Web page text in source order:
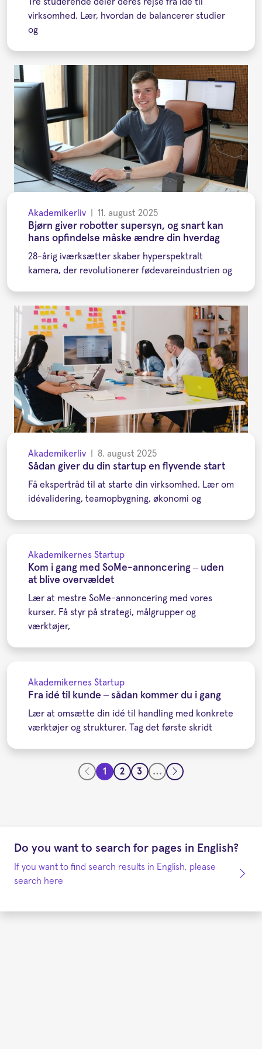
Tre studerende deler deres rejse fra idé til
virksomhed. Lær, hvordan de balancerer studier
og
Akademikerliv 11. august 2025
Bjørn giver robotter supersyn, og snart kan
hans opfindelse måske ændre din hverdag
28-årig iværksætter skaber hyperspektralt
kamera, der revolutionerer fødevareindustrien og
Akademikerliv 8. august 2025
Sådan giver du din startup en flyvende start
Få ekspertråd til at starte din virksomhed. Lær om
idévalidering, teamopbygning, økonomi og
Akademikernes Startup
Kom i gang med SoMe-annoncering – uden
at blive overvældet
Lær at mestre SoMe-annoncering med vores
kurser. Få styr på strategi, målgrupper og
værktøjer,
Akademikernes Startup
Fra idé til kunde – sådan kommer du i gang
Lær at omsætte din idé til handling med konkrete
værktøjer og strukturer. Tag det første skridt
1 2 3 …
Do you want to search for pages in English?
If you want to find search results in English, please
search here